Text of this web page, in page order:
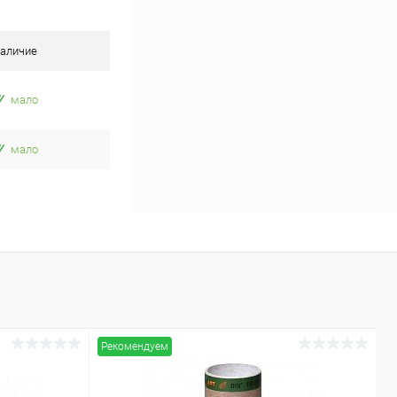
мало
мало
Рекомендуем